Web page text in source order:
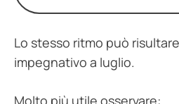
Lo stesso ritmo può
impegnativo a luglio.